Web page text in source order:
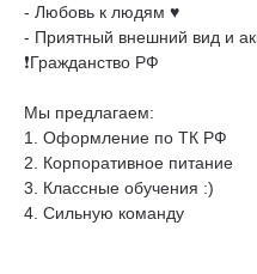
- Любовь к людям ♥️
- Приятный внешний вид и
❗️Гражданство РФ
Мы предлагаем:
1. Оформление по ТК РФ
2. Корпоративное питание
3. Классные обучения :)
4. Сильную команду